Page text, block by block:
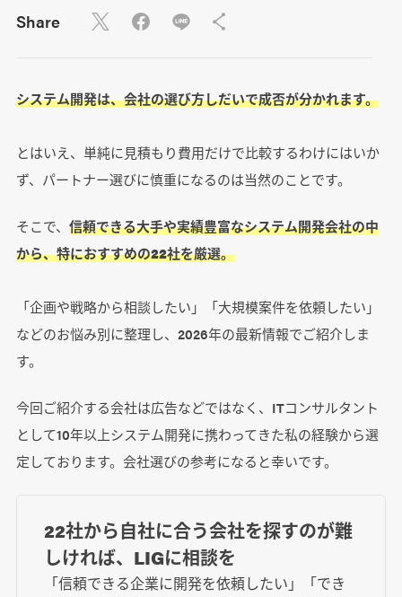
Share
システム開発は、会社の選び方しだいで成否が分かれます。
とはいえ、単純に見積もり費用だけで比較するわけにはいか
ず、パートナー選びに慎重になるのは当然のことです。
そこで、 信頼できる大手や実績豊富なシステム開発会社の中
から、特におすすめの22社を厳選。
「企画や戦略から相談したい」「大規模案件を依頼したい」
などのお悩み別に整理し、2026年の最新情報でご紹介しま
す。
今回ご紹介する会社は広告などではなく、ITコンサルタント
として10年以上システム開発に携わってきた私の経験から選
定しております。会社選びの参考になると幸いです。
22社から自社に合う会社を探すのが難
しければ、LIGに相談を
「信頼できる企業に開発を依頼したい」「でき